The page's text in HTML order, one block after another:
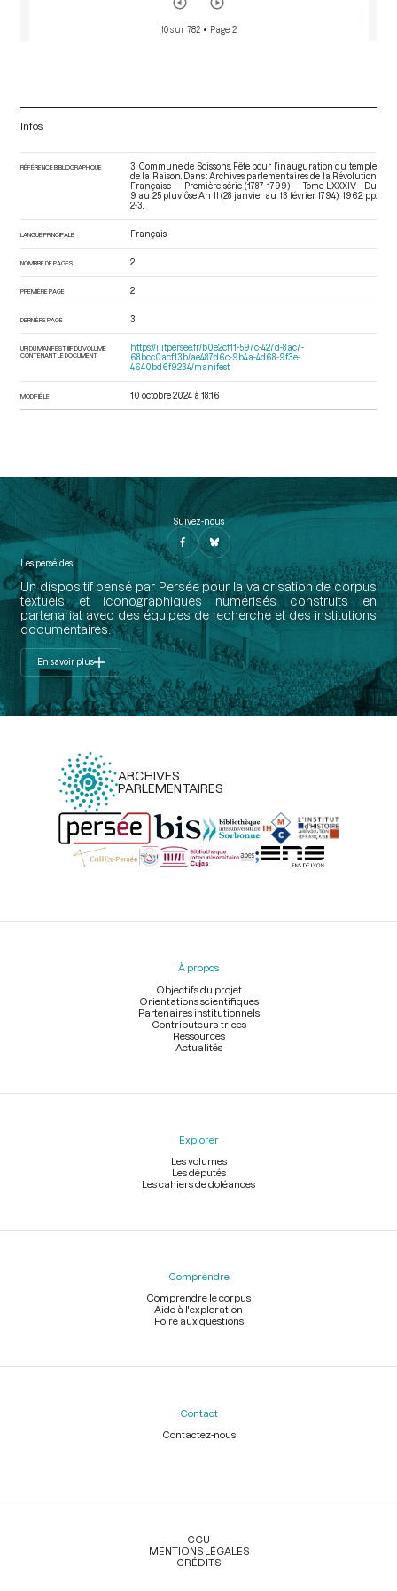
10 sur 782 • Page 2
Infos
RÉFÉRENCE BIBLIOGRAPHIQUE
3. Commune de Soissons. Fête pour l’inauguration du temple
de la Raison. Dans : Archives parlementaires de la Révolution
Française — Première série (1787-1799) — Tome LXXXIV - Du
9 au 25 pluviôse An II (28 janvier au 13 février 1794) . 1962. pp.
2-3.
LANGUE PRINCIPALE Français
NOMBRE DE PAGES 2
PREMIÈRE PAGE 2
DERNIÈRE PAGE 3
URI DU MANIFEST IIIF DU VOLUME
CONTENANT LE DOCUMENT
https://iiif.persee.fr/b0e2cf11-597c-427d-8ac7-
68bcc0acf13b/ae487d6c-9b4a-4d68-9f3e-
4640bd6f9234/manifest
MODIFIÉ LE 10 octobre 2024 à 18:16
Suivez-nous
Les perséides
Un dispositif pensé par Persée pour la valorisation de corpus
textuels et iconographiques numérisés construits en
partenariat avec des équipes de recherche et des institutions
documentaires.
En savoir plus
ARCHIVES
PARLEMENTAIRES
Menu
À propos
Objectifs du projet
Orientations scientifiques
Partenaires institutionnels
Contributeurs-trices
Ressources
Actualités
Explorer
Les volumes
Les députés
Les cahiers de doléances
Comprendre
Comprendre le corpus
Aide à l'exploration
Foire aux questions
Contact
Contactez-nous
Légal
CGU
MENTIONS LÉGALES
CRÉDITS